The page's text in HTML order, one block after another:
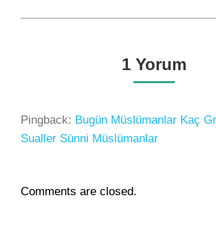
1 Yorum
Pingback: Bugün Müslümanlar Kaç
Sualler Sünni Müslümanlar
Comments are closed.